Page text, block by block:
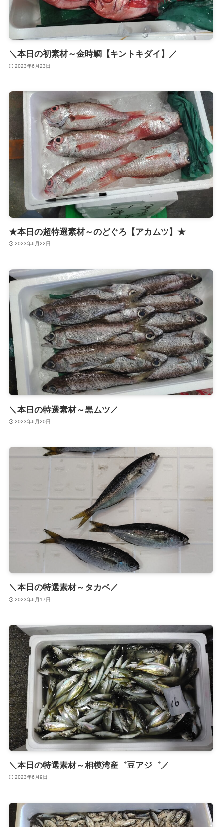
＼本日の初素材～金時鯛【キントキダイ】／
2023年6月23日
★本日の超特選素材～のどぐろ【アカムツ】★
2023年6月22日
＼本日の特選素材～黒ムツ／
2023年6月20日
＼本日の特選素材～タカベ／
2023年6月17日
＼本日の特選素材～相模湾産゛豆アジ゛／
2023年6月9日